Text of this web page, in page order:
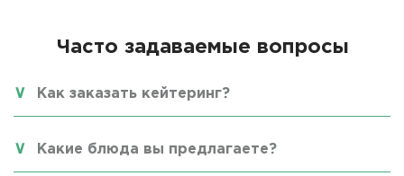
Часто задаваемые вопросы
Как заказать кейтеринг?
Какие блюда вы предлагаете?